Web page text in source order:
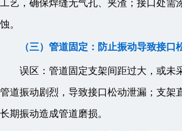
工艺，确保焊缝无气孔、夹渣；接口处需
蚀。
（三）管道固定：防止振动导致接口
误区：管道固定支架间距过大，或未
管道振动剧烈，导致接口松动泄漏；支架
长期振动造成管道磨损。